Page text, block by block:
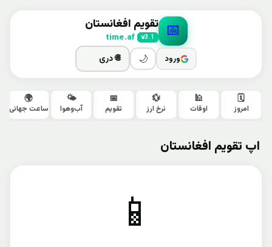
📅 تقویم افغانستان
time.af v3.1
ورود 🌙
🗓️
امروز
🕌
اوقات
💱
نرخ ارز
📅
تقویم
🌤️
آب‌وهوا
🌍
ساعت جهانی
اپ تقویم افغانستان
📱